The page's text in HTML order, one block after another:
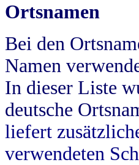
Ortsnamen
Bei den
Namen
In dieser Liste
deutsche
liefert
verwendeten